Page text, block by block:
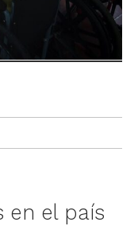
en el país